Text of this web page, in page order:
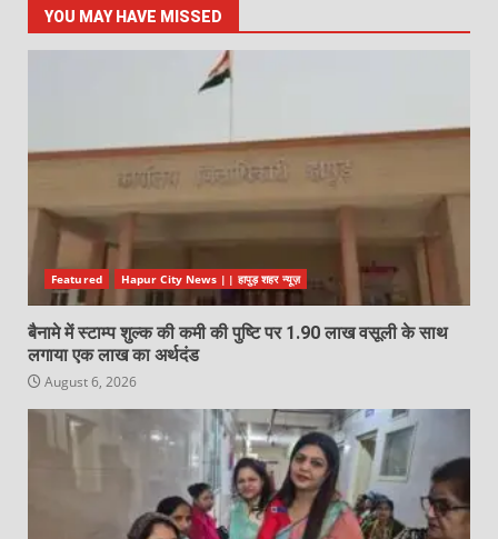
YOU MAY HAVE MISSED
Featured Hapur City News || हापुड़ शहर न्यूज़
बैनामे में स्टाम्प शुल्क की कमी की पुष्टि पर 1.90 लाख वसूली के साथ
लगाया एक लाख का अर्थदंड
August 6, 2026